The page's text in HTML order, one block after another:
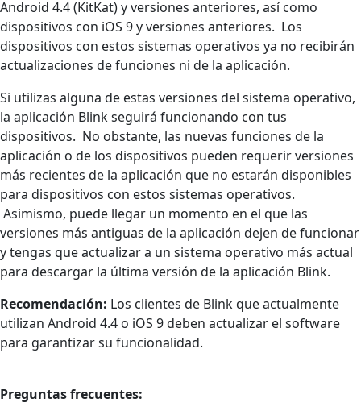
Android 4.4 (KitKat) y versiones anteriores, así como
dispositivos con iOS 9 y versiones anteriores. Los
dispositivos con estos sistemas operativos ya no recibirán
actualizaciones de funciones ni de la aplicación.
Si utilizas alguna de estas versiones del sistema operativo,
la aplicación Blink seguirá funcionando con tus
dispositivos. No obstante, las nuevas funciones de la
aplicación o de los dispositivos pueden requerir versiones
más recientes de la aplicación que no estarán disponibles
para dispositivos con estos sistemas operativos.
Asimismo, puede llegar un momento en el que las
versiones más antiguas de la aplicación dejen de funcionar
y tengas que actualizar a un sistema operativo más actual
para descargar la última versión de la aplicación Blink.
Recomendación: Los clientes de Blink que actualmente
utilizan Android 4.4 o iOS 9 deben actualizar el software
para garantizar su funcionalidad.
Preguntas frecuentes: